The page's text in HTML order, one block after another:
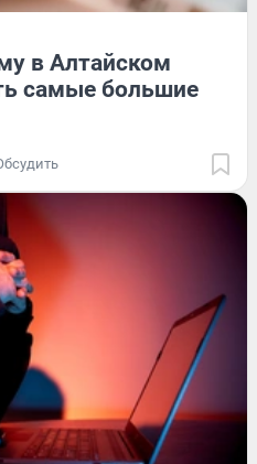
в Алтайском
самые большие